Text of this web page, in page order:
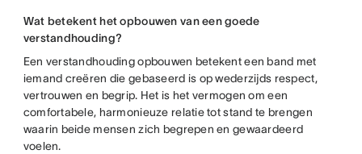
Wat betekent het opbouwen van een goede
verstandhouding?
Een verstandhouding opbouwen betekent een band met
iemand creëren die gebaseerd is op wederzijds respect,
vertrouwen en begrip. Het is het vermogen om een
comfortabele, harmonieuze relatie tot stand te brengen
waarin beide mensen zich begrepen en gewaardeerd
voelen.